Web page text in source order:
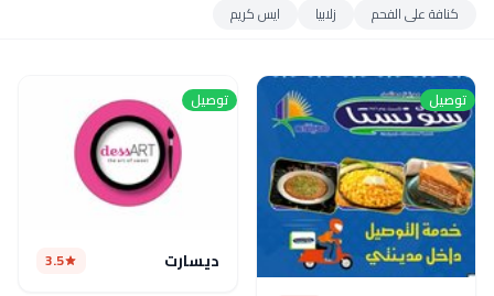
كنافة على الفحم زلابيا ايس كريم
توصيل توصيل
ديسارت 3.5